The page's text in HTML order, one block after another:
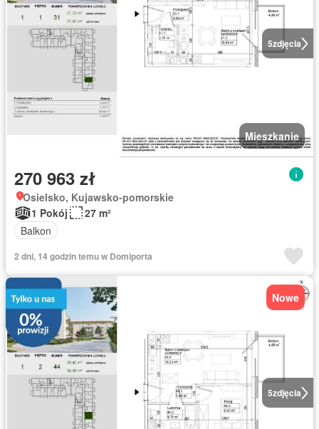
5zdjęcia
Mieszkanie
270 963 zł
Osielsko, Kujawsko-pomorskie
1 Pokój
27 m²
Balkon
2 dni, 14 godzin temu w Domiporta
5zdjęcia
Nowe